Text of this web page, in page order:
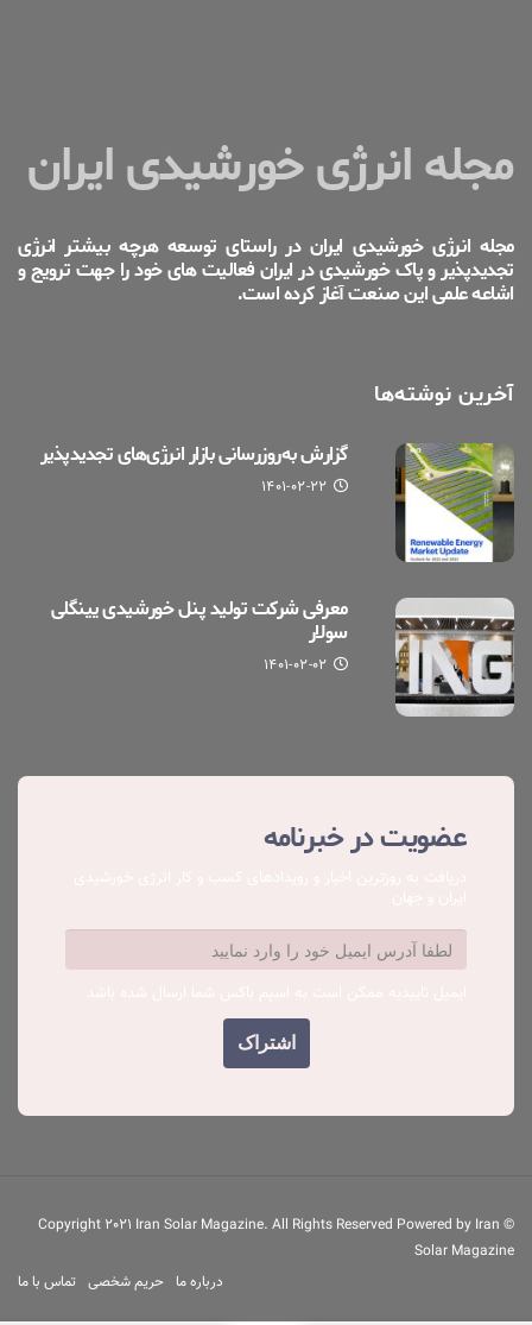
مجله انرژی خورشیدی ایران
مجله انرژی خورشیدی ایران در راستای توسعه هرچه بیشتر انرژی
تجدیدپذیر و پاک خورشیدی در ایران فعالیت های خود را جهت ترویج و
اشاعه علمی این صنعت آغاز کرده است.
آخرین نوشته‌ها
گزارش به‌روزرسانی بازار انرژی‌های تجدیدپذیر
۱۴۰۱-۰۲-۲۲
معرفی شرکت تولید پنل خورشیدی یینگلی
سولار
۱۴۰۱-۰۲-۰۲
عضویت در خبرنامه
© Copyright 2021 Iran Solar Magazine. All Rights Reserved Powered by Iran
Solar Magazine
درباره ما
حریم شخصی تماس با ما